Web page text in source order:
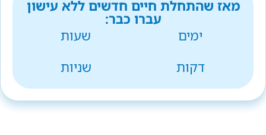
מאז שהתחלת חיים חדשים ללא עישון
עברו כבר:
ימים
שעות
דקות
שניות